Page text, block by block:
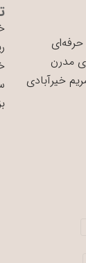
مدرن
خیرآبادی